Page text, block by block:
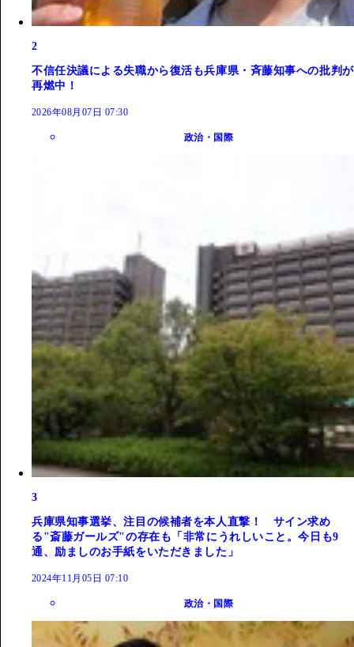
2
不信任決議による失職から復活も兵庫県・斉藤知事への批判が
再燃中！
2026年08月07日 07:30
政治・国際
3
兵庫県知事選挙、注目の候補者を本人直撃！ サイン求め
る"斎藤ガールズ"の存在も「非常にうれしいこと。今日も9
通、励ましのお手紙をいただきました」
2024年11月05日 07:10
政治・国際